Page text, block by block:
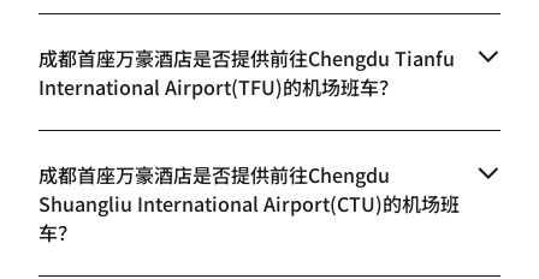
成都首座万豪酒店是否提供前往Chengdu Tianfu
International Airport(TFU)的机场班车？
成都首座万豪酒店是否提供前往Chengdu
Shuangliu International Airport(CTU)的机场班
车？